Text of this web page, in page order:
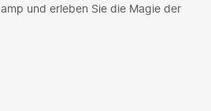
und erleben Sie die Magie der